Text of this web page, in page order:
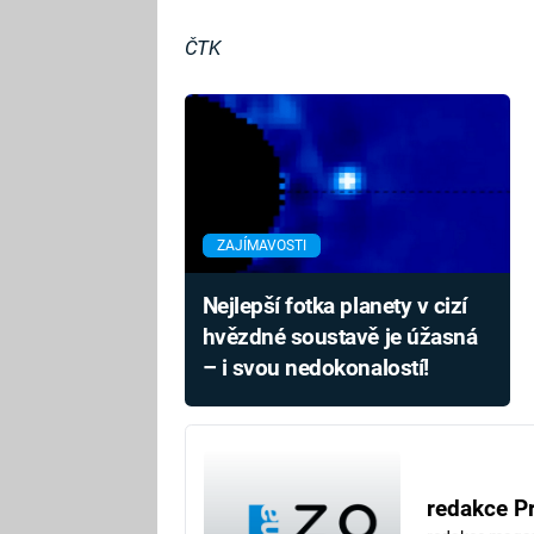
ČTK
ZAJÍMAVOSTI
Nejlepší fotka planety v cizí
hvězdné soustavě je úžasná
– i svou nedokonalostí!
redakce